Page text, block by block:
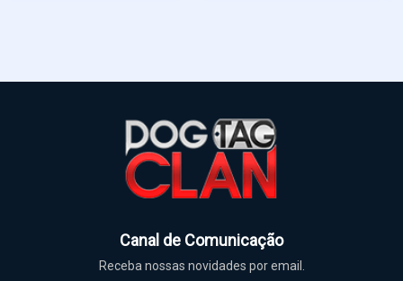
Canal de Comunicação
Receba nossas novidades por email.